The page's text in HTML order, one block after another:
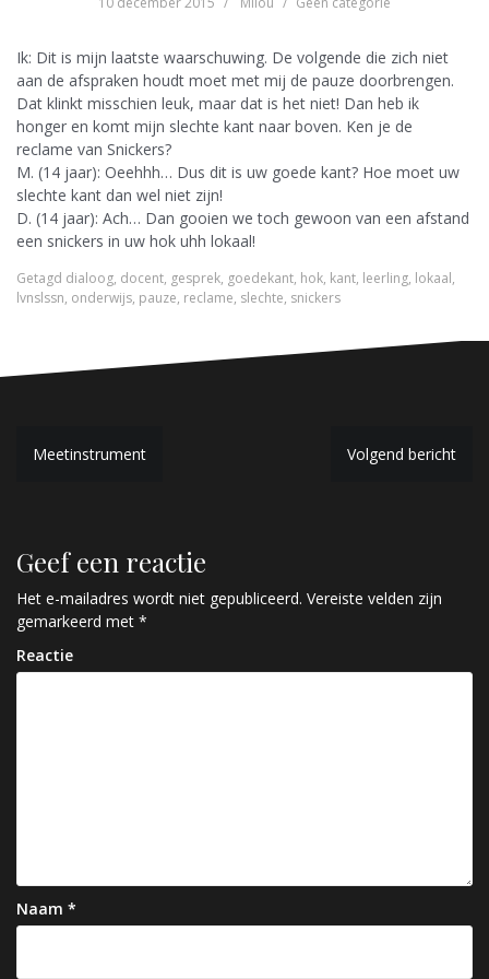
Ik: Dit is mijn laatste waarschuwing. De volgende die zich niet
aan de afspraken houdt moet met mij de pauze doorbrengen.
Dat klinkt misschien leuk, maar dat is het niet! Dan heb ik
honger en komt mijn slechte kant naar boven. Ken je de
reclame van Snickers?
M. (14 jaar): Oeehhh… Dus dit is uw goede kant? Hoe moet uw
slechte kant dan wel niet zijn!
D. (14 jaar): Ach… Dan gooien we toch gewoon van een afstand
een snickers in uw hok uhh lokaal!
Getagd dialoog, docent, gesprek, goedekant, hok, kant, leerling, lokaal,
lvnslssn, onderwijs, pauze, reclame, slechte, snickers
B
i
c
h
t
a
t
i
Meetinstrument Volgend bericht
Geef een reactie
Het e-mailadres wordt niet gepubliceerd. Vereiste velden zijn
gemarkeerd met *
Reactie
Naam *